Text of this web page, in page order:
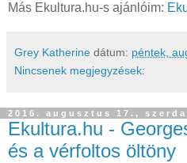
Más Ekultura.hu-s ajánlóim:
Grey Katherine dátum: péntek,
Nincsenek megjegyzések:
2016. augusztus 17., szerda
Ekultura.hu -
és a vérfoltos öltöny